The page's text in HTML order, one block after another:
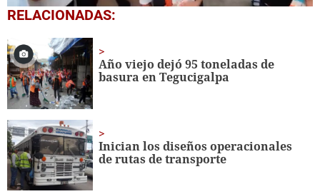
0
seconds
1
minute,
56
seconds
RELACIONADAS:
Año viejo dejó 95 toneladas de
basura en Tegucigalpa
Inician los diseños operacionales
de rutas de transporte